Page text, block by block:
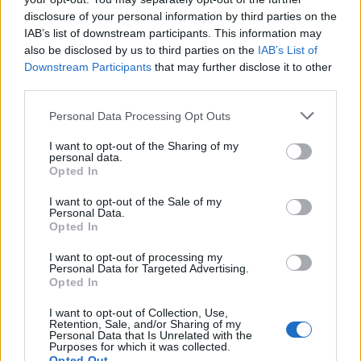
disclosure of your personal information by third parties on the
IAB’s list of downstream participants. This information may
also be disclosed by us to third parties on the IAB’s List of
Downstream Participants that may further disclose it to other
Personal Data Processing Opt Outs
I want to opt-out of the Sharing of my
personal data.
Opted In
I want to opt-out of the Sale of my
Personal Data.
Opted In
I want to opt-out of processing my
Personal Data for Targeted Advertising.
Opted In
I want to opt-out of Collection, Use,
Retention, Sale, and/or Sharing of my
Personal Data that Is Unrelated with the
Purposes for which it was collected.
κατηγορούνται για τη δολοφονία του
59χρονου ψυχολόγου
04/08/2026 13:24